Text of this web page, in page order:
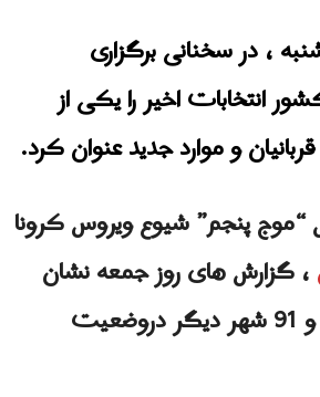
، در سخنانی برگزاری
انتخابات اخیر را یکی از
و موارد جدید عنوان کرد.
پنجم” شیوع ویروس کرونا
، گزارش های روز جمعه نشان
می دهد که تهران و 91 شهر دیگر دروضعيت